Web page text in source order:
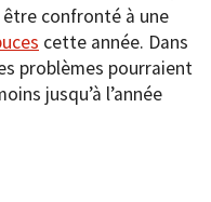
confronté à une
cette année. Dans
problèmes pourraient
jusqu’à l’année